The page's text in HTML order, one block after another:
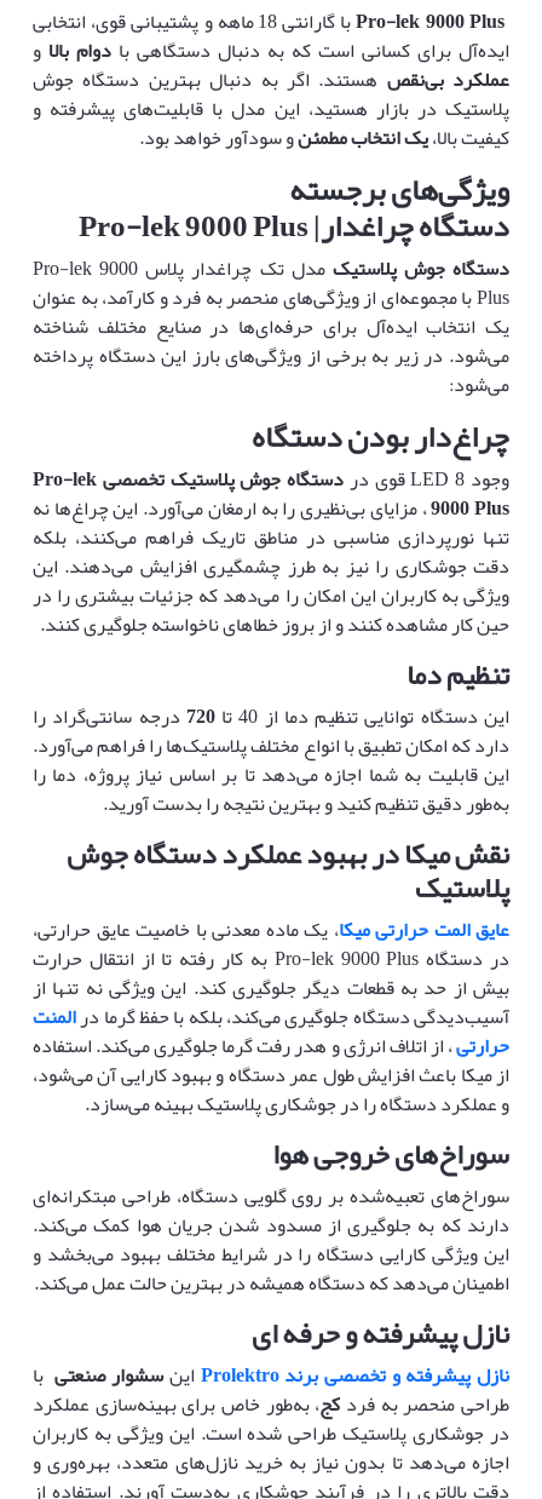
Pro-lek 9000 Plus
با گارانتی 18 ماهه و پشتیبانی قوی، انتخابی
ایده‌آل برای کسانی است که به دنبال دستگاهی با دوام بالا و
عملکرد بی‌نقص هستند. اگر به دنبال بهترین دستگاه جوش
پلاستیک در بازار هستید، این مدل با قابلیت‌های پیشرفته و
کیفیت بالا،یک انتخاب مطمئنو سودآور خواهد بود.
ویژگی‌های برجسته
دستگاه چراغدار| Pro-lek 9000 Plus
دستگاه جوش پلاستیک مدل تک چراغدار پلاس Pro-lek 9000
Plus با مجموعه‌ای از ویژگی‌های منحصر به فرد و کارآمد، به عنوان
یک انتخاب ایده‌آل برای حرفه‌ای‌ها در صنایع مختلف شناخته
می‌شود. در زیر به برخی از ویژگی‌های بارز این دستگاه پرداخته
می‌شود:
چراغ‌دار بودن دستگاه
وجود 8 LED قوی در دستگاه جوش پلاستیکتخصصیPro-lek
9000 Plus، مزایای بی‌نظیری را به ارمغان می‌آورد. این چراغ‌ها نه
تنها نورپردازی مناسبی در مناطق تاریک فراهم می‌کنند، بلکه
دقت جوشکاری را نیز به طرز چشمگیری افزایش می‌دهند. این
ویژگی به کاربران این امکان را می‌دهد که جزئیات بیشتری را در
حین کار مشاهده کنند و از بروز خطاهای ناخواسته جلوگیری کنند.
تنظیم دما
این دستگاه توانایی تنظیم دما از 40 تا 720 درجه سانتی‌گراد را
دارد که امکان تطبیق با انواع مختلف پلاستیک‌ها را فراهم می‌آورد.
این قابلیت به شما اجازه می‌دهد تا بر اساس نیاز پروژه، دما را
به‌طور دقیق تنظیم کنید و بهترین نتیجه را بدست آورید.
نقش میکا در بهبود عملکرد دستگاه جوش
پلاستیک
عایق المت حرارتی میکا، یک ماده معدنی با خاصیت عایق حرارتی،
در دستگاه Pro-lek 9000 Plus به کار رفته تا از انتقال حرارت
بیش از حد به قطعات دیگر جلوگیری کند. این ویژگی نه تنها از
آسیب‌دیدگی دستگاه جلوگیری می‌کند، بلکه با حفظ گرما درالمنت
حرارتی، از اتلاف انرژی و هدر رفت گرما جلوگیری می‌کند. استفاده
از میکا باعث افزایش طول عمر دستگاه و بهبود کارایی آن می‌شود،
و عملکرد دستگاه را در جوشکاری پلاستیک بهینه می‌سازد.
سوراخ‌های خروجی هوا
سوراخ‌های تعبیه‌شده بر روی گلویی دستگاه، طراحی مبتکرانه‌ای
دارند که به جلوگیری از مسدود شدن جریان هوا کمک می‌کند.
این ویژگی کارایی دستگاه را در شرایط مختلف بهبود می‌بخشد و
اطمینان می‌دهد که دستگاه همیشه در بهترین حالت عمل می‌کند.
نازل پیشرفته وحرفه ای
نازل پیشرفته و تخصصی برند Prolektro اینسشوار صنعتیبا
طراحی منحصر به فردکج، به‌طور خاص برای بهینه‌سازی عملکرد
در جوشکاری پلاستیک طراحی شده است. این ویژگی به کاربران
اجازه می‌دهد تا بدون نیاز به خرید نازل‌های متعدد، بهره‌وری و
دقت بالاتری را در فرآیند جوشکاری به‌دست آورند. استفاده از